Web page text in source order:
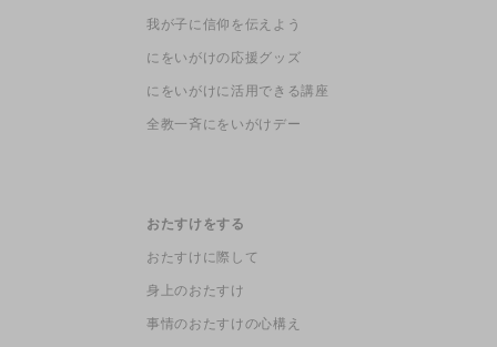
我が子に信仰を伝えよう
にをいがけの応援グッズ
にをいがけに活用できる講座
全教一斉にをいがけデー
おたすけをする
おたすけに際して
身上のおたすけ
事情のおたすけの心構え